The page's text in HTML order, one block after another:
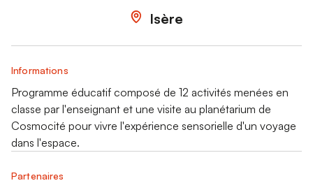
Isère
Informations
Programme éducatif composé de 12 activités menées en
classe par l'enseignant et une visite au planétarium de
Cosmocité pour vivre l'expérience sensorielle d'un voyage
dans l'espace.
Partenaires